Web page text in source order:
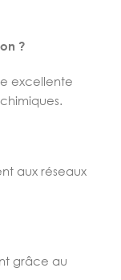
?
excellente
aux réseaux
grâce au